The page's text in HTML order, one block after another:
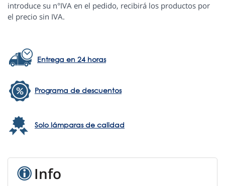
introduce su n°IVA en el pedido, recibirá los productos por
el precio sin IVA.
Entrega en 24 horas
Programa de descuentos
Solo lámparas de calidad
Info